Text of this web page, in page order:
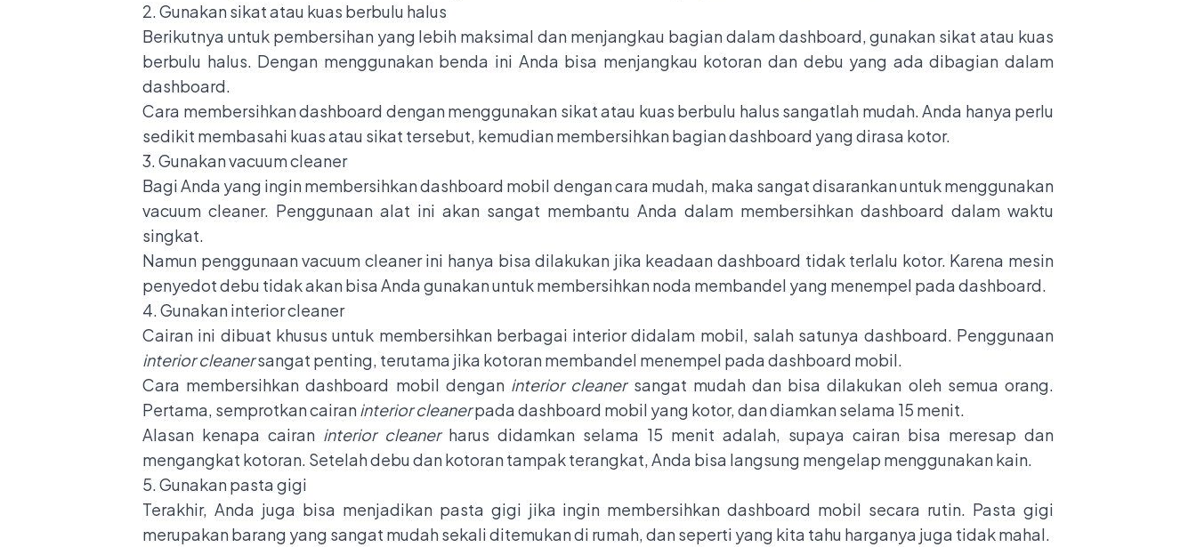
2. Gunakan sikat atau kuas berbulu halus
Berikutnya untuk pembersihan yang lebih maksimal dan menjangkau bagian dalam dashboard, gunakan sikat atau kuas
berbulu halus. Dengan menggunakan benda ini Anda bisa menjangkau kotoran dan debu yang ada dibagian dalam
dashboard.
Cara membersihkan dashboard dengan menggunakan sikat atau kuas berbulu halus sangatlah mudah. Anda hanya perlu
sedikit membasahi kuas atau sikat tersebut, kemudian membersihkan bagian dashboard yang dirasa kotor.
3. Gunakan vacuum cleaner
Bagi Anda yang ingin membersihkan dashboard mobil dengan cara mudah, maka sangat disarankan untuk menggunakan
vacuum cleaner. Penggunaan alat ini akan sangat membantu Anda dalam membersihkan dashboard dalam waktu
singkat.
Namun penggunaan vacuum cleaner ini hanya bisa dilakukan jika keadaan dashboard tidak terlalu kotor. Karena mesin
penyedot debu tidak akan bisa Anda gunakan untuk membersihkan noda membandel yang menempel pada dashboard.
4. Gunakan interior cleaner
Cairan ini dibuat khusus untuk membersihkan berbagai interior didalam mobil, salah satunya dashboard. Penggunaan
interior cleanersangat penting, terutama jika kotoran membandel menempel pada dashboard mobil.
Cara membersihkan dashboard mobil dengan interior cleanersangat mudah dan bisa dilakukan oleh semua orang.
Pertama, semprotkan cairaninterior cleanerpada dashboard mobil yang kotor, dan diamkan selama 15 menit.
Alasan kenapa cairan interior cleanerharus didamkan selama 15 menit adalah, supaya cairan bisa meresap dan
mengangkat kotoran. Setelah debu dan kotoran tampak terangkat, Anda bisa langsung mengelap menggunakan kain.
5. Gunakan pasta gigi
Terakhir, Anda juga bisa menjadikan pasta gigi jika ingin membersihkan dashboard mobil secara rutin. Pasta gigi
merupakan barang yang sangat mudah sekali ditemukan di rumah, dan seperti yang kita tahu harganya juga tidak mahal.